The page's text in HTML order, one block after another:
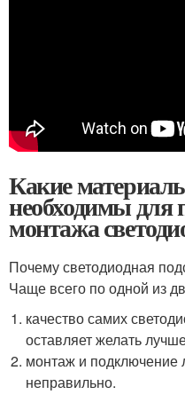
Какие
необходимы для
монтажа
Почему светодиодная
Чаще всего по одной из
качество самих
оставляет желать
монтаж и подключение
неправильно.